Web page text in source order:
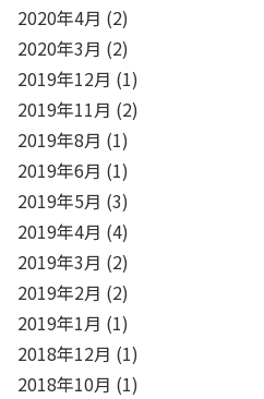
2020年4月 (2)
2020年3月 (2)
2019年12月 (1)
2019年11月 (2)
2019年8月 (1)
2019年6月 (1)
2019年5月 (3)
2019年4月 (4)
2019年3月 (2)
2019年2月 (2)
2019年1月 (1)
2018年12月 (1)
2018年10月 (1)